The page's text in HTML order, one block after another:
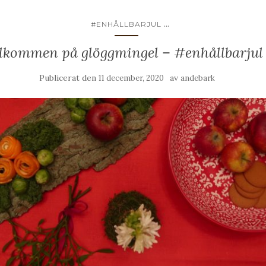
#ENHÅLLBARJUL ...
på glöggmingel – #enhållbarjul
Publicerat den 11 december, 2020 av andebark